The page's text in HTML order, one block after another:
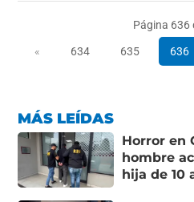
Página 636
« 634 635 636
MÁS LEÍDAS
Horror en
hombre
hija de 10